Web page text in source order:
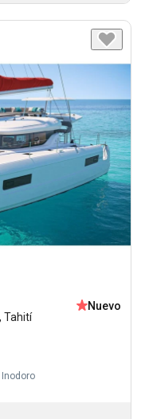
Tahití
Nuevo
Inodoro